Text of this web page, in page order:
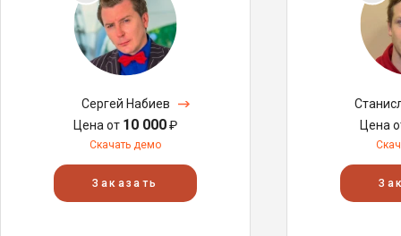
Сергей Набиев
Цена от 10 000₽
Скачать демо
Заказать
Цена